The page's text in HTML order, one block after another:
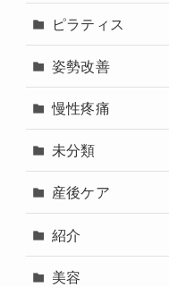
ピラティス
姿勢改善
慢性疼痛
未分類
産後ケア
紹介
美容